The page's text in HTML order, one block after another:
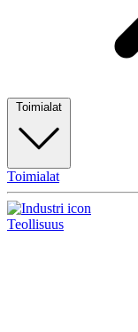
Toimialat
Toimialat
Teollisuus